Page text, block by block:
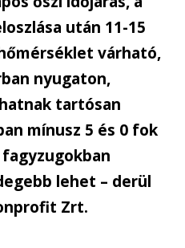
után 11-15
várható,
nyugaton,
tartósan
mínusz 5 és 0 fok
lehet – derül
Zrt.